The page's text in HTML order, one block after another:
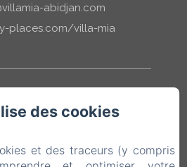
abidjan.com
places.com/villa-mia
des cookies
et des traceurs (y compris